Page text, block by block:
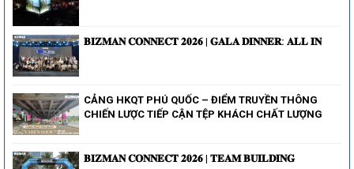
𝐁𝐈𝐙𝐌𝐀𝐍 𝐂𝐎𝐍𝐍𝐄𝐂𝐓 𝟐𝟎𝟐𝟔 | 𝐆𝐀𝐋𝐀 𝐃𝐈𝐍𝐍𝐄𝐑: 𝐀𝐋𝐋 𝐈𝐍
CẢNG HKQT PHÚ QUỐC – ĐIỂM TRUYỀN THÔNG
CHIẾN LƯỢC TIẾP CẬN TỆP KHÁCH CHẤT LƯỢNG
𝐁𝐈𝐙𝐌𝐀𝐍 𝐂𝐎𝐍𝐍𝐄𝐂𝐓 𝟐𝟎𝟐𝟔 | 𝐓𝐄𝐀𝐌 𝐁𝐔𝐈𝐋𝐃𝐈𝐍𝐆